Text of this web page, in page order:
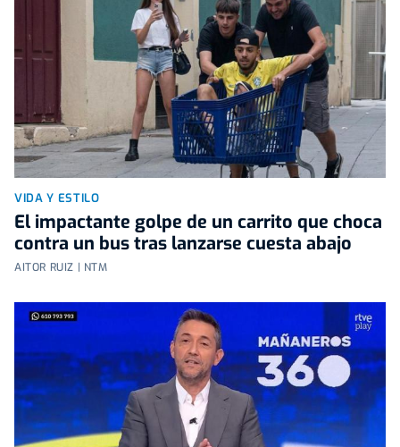
VIDA Y ESTILO
El impactante golpe de un carrito que choca
contra un bus tras lanzarse cuesta abajo
AITOR RUIZ | NTM